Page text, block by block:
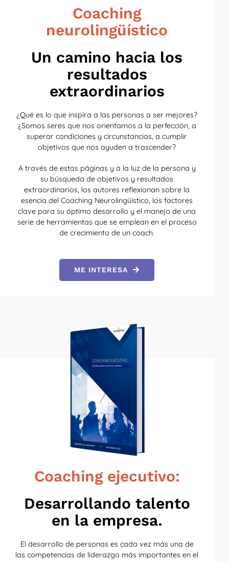
Coaching
neurolingüístico
Un camino hacia los
resultados
extraordinarios
¿Qué es lo que inspira a las personas a ser mejores?
¿Somos seres que nos orientamos a la perfección, a
superar condiciones y circunstancias, a cumplir
objetivos que nos ayuden a trascender?
A través de estas páginas y a la luz de la persona y
su búsqueda de objetivos y resultados
extraordinarios, los autores reflexionan sobre la
esencia del Coaching Neurolingüístico, los factores
clave para su óptimo desarrollo y el manejo de una
serie de herramientas que se emplean en el proceso
de crecimiento de un coach.
ME INTERESA
Coaching ejecutivo:
Desarrollando talento
en la empresa.
El desarrollo de personas es cada vez más una de
las competencias de liderazgo más importantes en el